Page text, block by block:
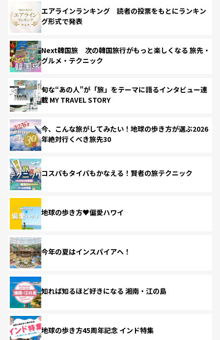
エアラインランキング 読者の投票をもとにランキン
グ形式で発表
Next韓国旅 次の韓国旅行がもっと楽しくなる 旅先・
グルメ・テクニック
旬な“あの人”が「旅」をテーマに語るインタビュー連
載 MY TRAVEL STORY
今、こんな旅がしてみたい！地球の歩き方が選ぶ2026
年絶対行くべき旅先30
コスパもタイパもかなえる！賢者の旅テクニック
地球の歩き方♥偏愛ハワイ
今年の夏はインスパイアへ！
知れば知るほど好きになる 湘南・江の島
地球の歩き方45周年記念 インド特集